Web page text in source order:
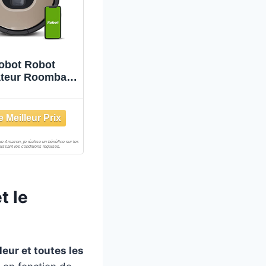
Robot
Roomba®
-
avec Les
vocaux
le
et toutes les